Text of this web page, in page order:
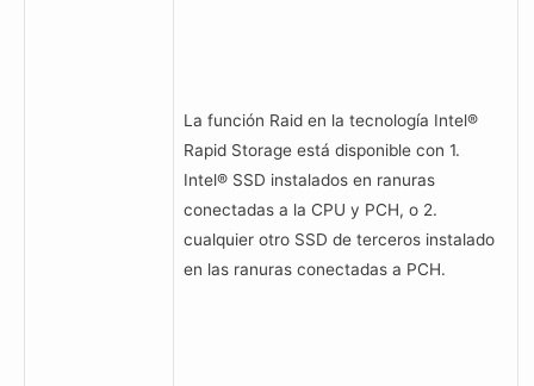
La función Raid en la tecnología Intel®
Rapid Storage está disponible con 1.
Intel® SSD instalados en ranuras
conectadas a la CPU y PCH, o 2.
cualquier otro SSD de terceros instalado
en las ranuras conectadas a PCH.